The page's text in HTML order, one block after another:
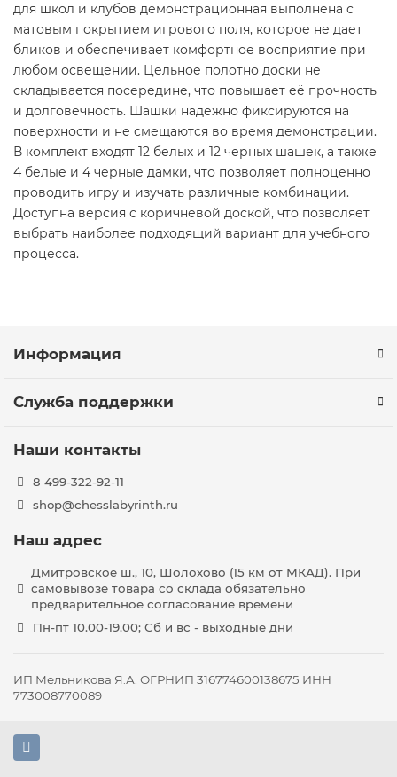
для школ и клубов демонстрационная выполнена с
матовым покрытием игрового поля, которое не дает
бликов и обеспечивает комфортное восприятие при
любом освещении. Цельное полотно доски не
складывается посередине, что повышает её прочность
и долговечность. Шашки надежно фиксируются на
поверхности и не смещаются во время демонстрации.
В комплект входят 12 белых и 12 черных шашек, а также
4 белые и 4 черные дамки, что позволяет полноценно
проводить игру и изучать различные комбинации.
Доступна версия с коричневой доской, что позволяет
выбрать наиболее подходящий вариант для учебного
процесса.
Информация
Служба поддержки
Наши контакты
8 499-322-92-11
shop@chesslabyrinth.ru
Наш адрес
Дмитровское ш., 10, Шолохово (15 км от МКАД). При
самовывозе товара со склада обязательно
предварительное согласование времени
Пн-пт 10.00-19.00; Сб и вс - выходные дни
ИП Мельникова Я.А. ОГРНИП 316774600138675 ИНН
773008770089